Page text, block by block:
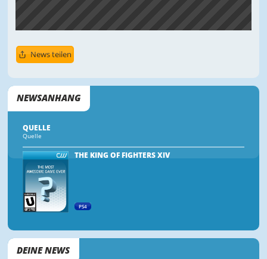
News teilen
NEWSANHANG
QUELLE
Quelle
THE KING OF FIGHTERS XIV
PS4
DEINE NEWS